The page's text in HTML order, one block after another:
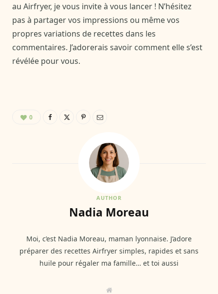
au Airfryer, je vous invite à vous lancer ! N’hésitez
pas à partager vos impressions ou même vos
propres variations de recettes dans les
commentaires. J’adorerais savoir comment elle s’est
révélée pour vous.
0
AUTHOR
Nadia Moreau
Moi, c’est Nadia Moreau, maman lyonnaise. J’adore
préparer des recettes Airfryer simples, rapides et sans
huile pour régaler ma famille… et toi aussi
W